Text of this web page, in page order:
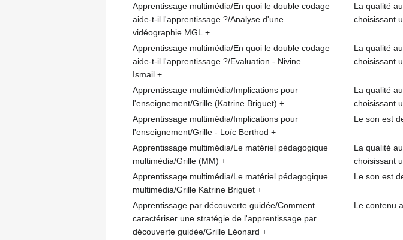
Apprentissage multimédia/En quoi le double codage
aide-t-il l'apprentissage ?/Analyse d'une
vidéographie MGL +
La qualité
choisissant
Apprentissage multimédia/En quoi le double codage
aide-t-il l'apprentissage ?/Evaluation - Nivine
Ismail +
La qualité
choisissant
Apprentissage multimédia/Implications pour
l'enseignement/Grille (Katrine Briguet) +
La qualité
choisissant
Apprentissage multimédia/Implications pour
l'enseignement/Grille - Loïc Berthod +
Le son est
Apprentissage multimédia/Le matériel pédagogique
multimédia/Grille (MM) +
La qualité
choisissant
Apprentissage multimédia/Le matériel pédagogique
multimédia/Grille Katrine Briguet +
Le son est
Apprentissage par découverte guidée/Comment
caractériser une stratégie de l'apprentissage par
découverte guidée/Grille Léonard +
Le contenu